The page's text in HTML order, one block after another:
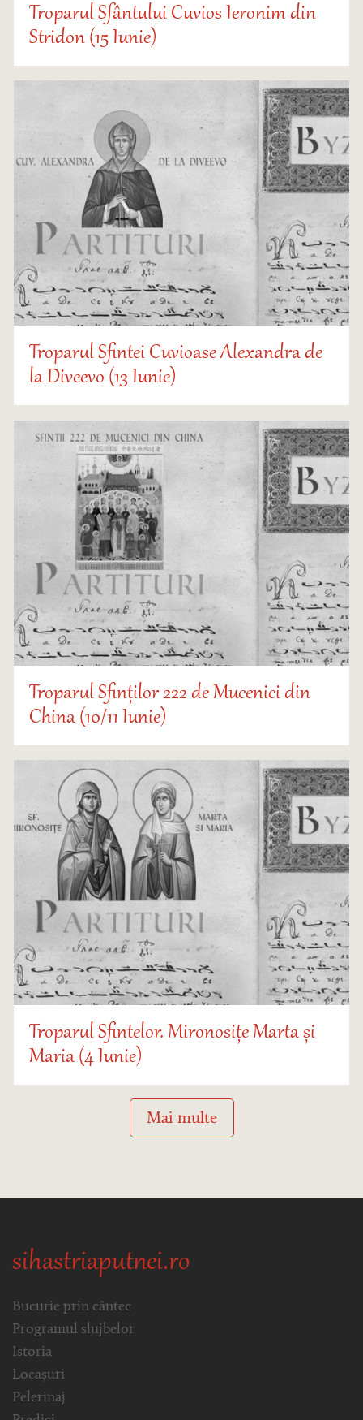
Troparul Sfântului Cuvios Ieronim din
Stridon (15 Iunie)
Troparul Sfintei Cuvioase Alexandra de
la Diveevo (13 Iunie)
Troparul Sfinților 222 de Mucenici din
China (10/11 Iunie)
Troparul Sfintelor. Mironosițe Marta și
Maria (4 Iunie)
Mai multe
sihastriaputnei.ro
Bucurie prin cântec
Programul slujbelor
Istoria
Locașuri
Pelerinaj